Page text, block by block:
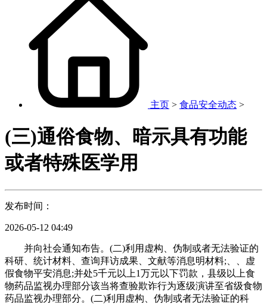
主页 > 食品安全动态 >
(三)通俗食物、暗示具有功能
或者特殊医学用
发布时间：
2026-05-12 04:49
并向社会通知布告。(二)利用虚构、伪制或者无法验证的
科研、统计材料、查询拜访成果、文献等消息明材料;、、虚
假食物平安消息;并处5千元以上1万元以下罚款，县级以上食
物药品监视办理部分该当将查验欺诈行为逐级演讲至省级食物
药品监视办理部分。(二)利用虚构、伪制或者无法验证的科